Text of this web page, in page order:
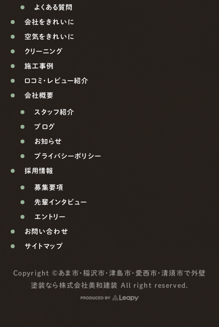
よくある質問
会社をきれいに
空気をきれいに
クリーニング
施工事例
口コミ・レビュー紹介
会社概要
スタッフ紹介
ブログ
お知らせ
プライバシーポリシー
採用情報
募集要項
先輩インタビュー
エントリー
お問い合わせ
サイトマップ
Copyright ©あま市・稲沢市・津島市・愛西市・清須市で外壁
塗装なら株式会社美和建装 All right reserved.